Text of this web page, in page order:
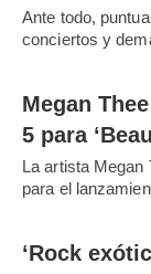
Ante todo,
conciertos y
Megan
5 para
La artista Megan
para el
‘Rock